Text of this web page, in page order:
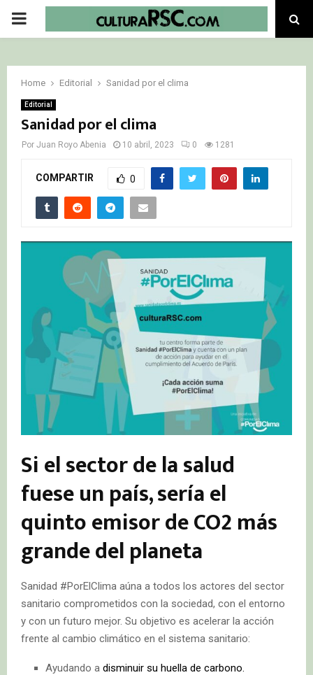
PRIMARY
Home Editorial Sanidad por el clima
Editorial
Sanidad por el clima
Por Juan Royo Abenia 10 abril, 2023 0 1281
COMPARTIR 0
Si el sector de la salud
fuese un país, sería el
quinto emisor de CO2 más
grande del planeta
Sanidad #PorElClima aúna a todos los actores del sector
sanitario comprometidos con la sociedad, con el entorno
y con un futuro mejor. Su objetivo es acelerar la acción
frente al cambio climático en el sistema sanitario:
Ayudando a disminuir su huella de carbono.